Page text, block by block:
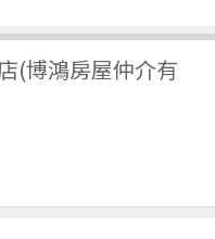
(博鴻房屋仲介有